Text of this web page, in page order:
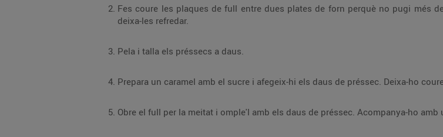
Fes coure les plaques de full entre dues plates de forn perquè no pugi més
deixa-les refredar.
Pela i talla els préssecs a daus.
Prepara un caramel amb el sucre i afegeix-hi els daus de préssec. Deixa-ho
Obre el full per la meitat i omple'l amb els daus de préssec. Acompanya-ho amb